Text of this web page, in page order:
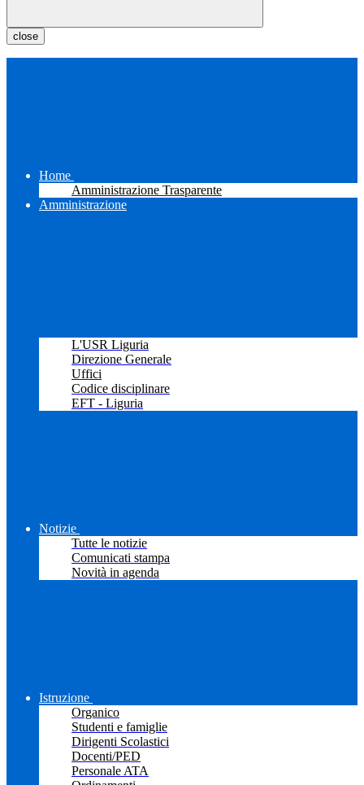
close
Home
Amministrazione Trasparente
Amministrazione
L'USR Liguria
Direzione Generale
Uffici
Codice disciplinare
EFT - Liguria
Notizie
Tutte le notizie
Comunicati stampa
Novità in agenda
Istruzione
Organico
Studenti e famiglie
Dirigenti Scolastici
Docenti/PED
Personale ATA